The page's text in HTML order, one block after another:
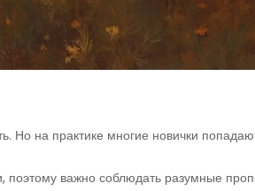
Но на практике многие новички
поэтому важно соблюдать разумные